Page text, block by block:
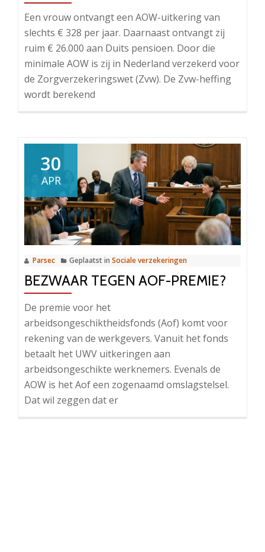
Een vrouw ontvangt een AOW-uitkering van
slechts € 328 per jaar. Daarnaast ontvangt zij
ruim € 26.000 aan Duits pensioen. Door die
minimale AOW is zij in Nederland verzekerd voor
de Zorgverzekeringswet (Zvw). De Zvw-heffing
wordt berekend
30
APR
Parsec Geplaatst in Sociale verzekeringen
BEZWAAR TEGEN AOF-PREMIE?
De premie voor het
arbeidsongeschiktheidsfonds (Aof) komt voor
rekening van de werkgevers. Vanuit het fonds
betaalt het UWV uitkeringen aan
arbeidsongeschikte werknemers. Evenals de
AOW is het Aof een zogenaamd omslagstelsel.
Dat wil zeggen dat er